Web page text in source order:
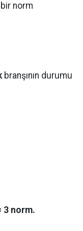
norm
branşının durumu
3 norm.